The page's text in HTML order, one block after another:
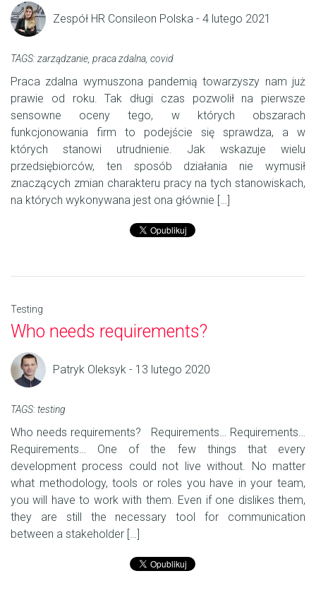
Zespół HR Consileon Polska - 4 lutego 2021
TAGS:zarządzanie praca zdalna covid
Praca zdalna wymuszona pandemią towarzyszy nam już
prawie od roku. Tak długi czas pozwolił na pierwsze
sensowne oceny tego, w których obszarach
funkcjonowania firm to podejście się sprawdza, a w
których stanowi utrudnienie. Jak wskazuje wielu
przedsiębiorców, ten sposób działania nie wymusił
znaczących zmian charakteru pracy na tych stanowiskach,
na których wykonywana jest ona głównie […]
Testing
Who needs requirements?
Patryk Oleksyk - 13 lutego 2020
TAGS:testing
Who needs requirements? Requirements… Requirements…
Requirements… One of the few things that every
development process could not live without. No matter
what methodology, tools or roles you have in your team,
you will have to work with them. Even if one dislikes them,
they are still the necessary tool for communication
between a stakeholder […]